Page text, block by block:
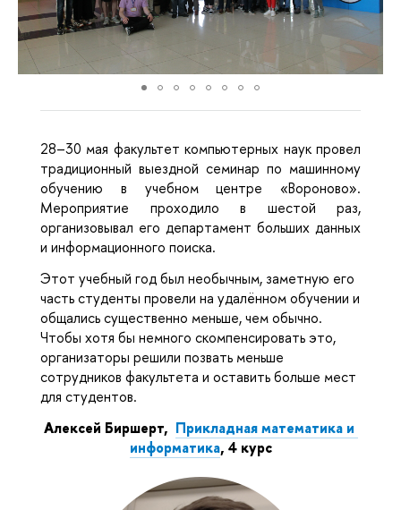
28–30 мая факультет компьютерных наук провел
традиционный выездной семинар по машинному
обучению в учебном центре «Вороново».
Мероприятие проходило в шестой раз,
организовывал его департамент больших данных
и информационного поиска.
Этот учебный год был необычным, заметную его
часть студенты провели на удалённом обучении и
общались существенно меньше, чем обычно.
Чтобы хотя бы немного скомпенсировать это,
организаторы решили позвать меньше
сотрудников факультета и оставить больше мест
для студентов.
Алексей Биршерт, Прикладная математика и
информатика, 4 курс